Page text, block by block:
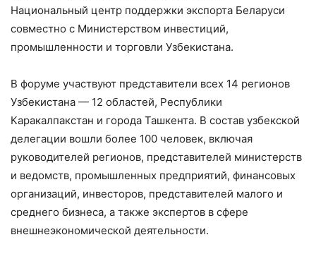
Национальный центр поддержки экспорта Беларуси
совместно с Министерством инвестиций,
промышленности и торговли Узбекистана.
В форуме участвуют представители всех 14 регионов
Узбекистана — 12 областей, Республики
Каракалпакстан и города Ташкента. В состав узбекской
делегации вошли более 100 человек, включая
руководителей регионов, представителей министерств
и ведомств, промышленных предприятий, финансовых
организаций, инвесторов, представителей малого и
среднего бизнеса, а также экспертов в сфере
внешнеэкономической деятельности.